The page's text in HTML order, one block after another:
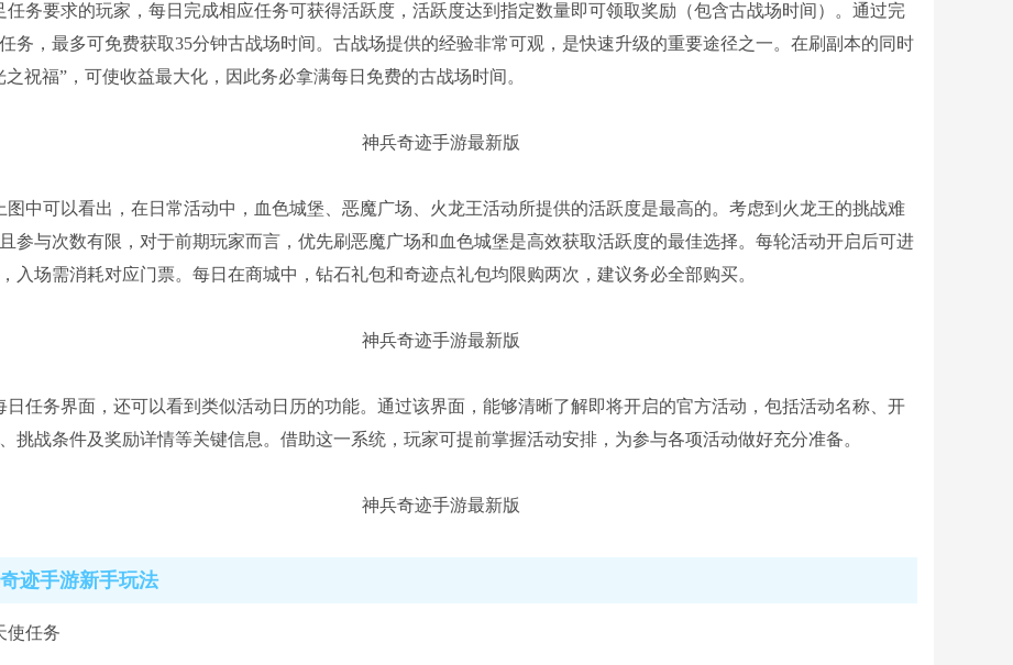
任务要求的玩家，每日完成相应任务可获得活跃度，活跃度达到指定数量即可领取奖励（包含古战场时间）。通过完
务，最多可免费获取35分钟古战场时间。古战场提供的经验非常可观，是快速升级的重要途径之一。在刷副本的同时
之祝福”，可使收益最大化，因此务必拿满每日免费的古战场时间。
图中可以看出，在日常活动中，血色城堡、恶魔广场、火龙王活动所提供的活跃度是最高的。考虑到火龙王的挑战难
参与次数有限，对于前期玩家而言，优先刷恶魔广场和血色城堡是高效获取活跃度的最佳选择。每轮活动开启后可进
入场需消耗对应门票。每日在商城中，钻石礼包和奇迹点礼包均限购两次，建议务必全部购买。
日任务界面，还可以看到类似活动日历的功能。通过该界面，能够清晰了解即将开启的官方活动，包括活动名称、开
挑战条件及奖励详情等关键信息。借助这一系统，玩家可提前掌握活动安排，为参与各项活动做好充分准备。
迹手游新手玩法
使任务